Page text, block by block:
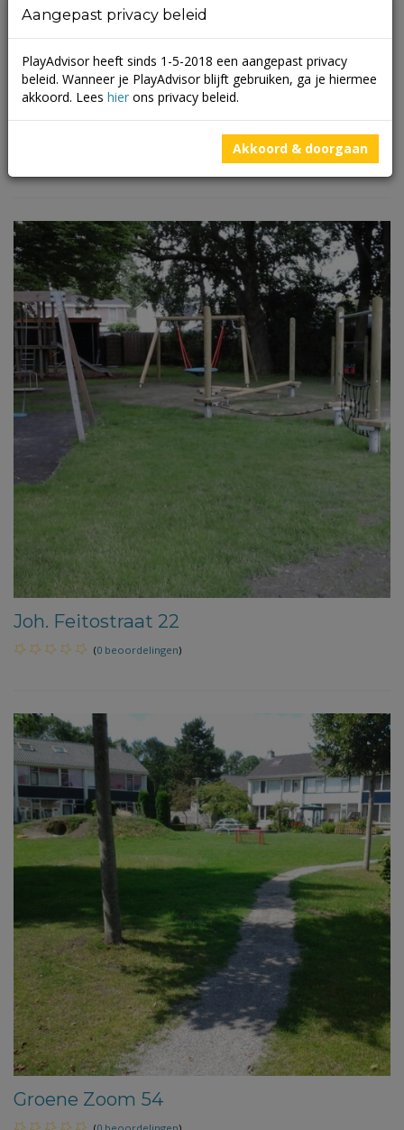
Joh. Feitostraat 22
(0 beoordelingen)
Groene Zoom 54
Aangepast privacy beleid
PlayAdvisor heeft sinds 1-5-2018 een aangepast privacy
beleid. Wanneer je PlayAdvisor blijft gebruiken, ga je hiermee
akkoord. Lees hier ons privacy beleid.
Akkoord & doorgaan